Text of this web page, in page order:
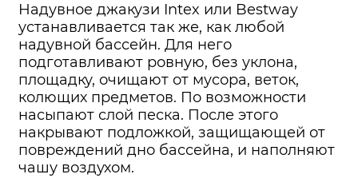
Надувное джакузи Intex или Bestway
устанавливается так же, как любой
надувной бассейн. Для него
подготавливают ровную, без уклона,
площадку, очищают от мусора, веток,
колющих предметов. По возможности
насыпают слой песка. После этого
накрывают подложкой, защищающей от
повреждений дно бассейна, и наполняют
чашу воздухом.